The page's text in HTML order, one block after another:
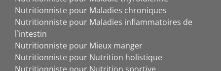
Nutritionniste pour Maladies chroniques
Nutritionniste pour Maladies inflammatoires de
l`intestin
Nutritionniste pour Mieux manger
Nutritionniste pour Nutrition holistique